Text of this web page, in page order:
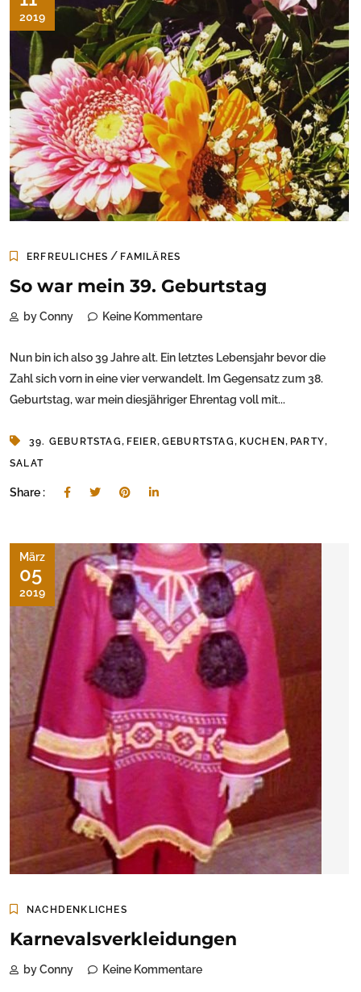
2019
ERFREULICHES / FAMILÄRES
So war mein 39. Geburtstag
by Conny Keine Kommentare
Nun bin ich also 39 Jahre alt. Ein letztes Lebensjahr bevor die
Zahl sich vorn in eine vier verwandelt. Im Gegensatz zum 38.
Geburtstag, war mein diesjähriger Ehrentag voll mit...
39. GEBURTSTAG, FEIER, GEBURTSTAG, KUCHEN, PARTY,
SALAT
Share :
März
05
2019
NACHDENKLICHES
Karnevalsverkleidungen
by Conny Keine Kommentare